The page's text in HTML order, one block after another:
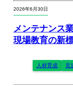
2026年6月30日
メンテナンス
現場教育の新
人材育成 見